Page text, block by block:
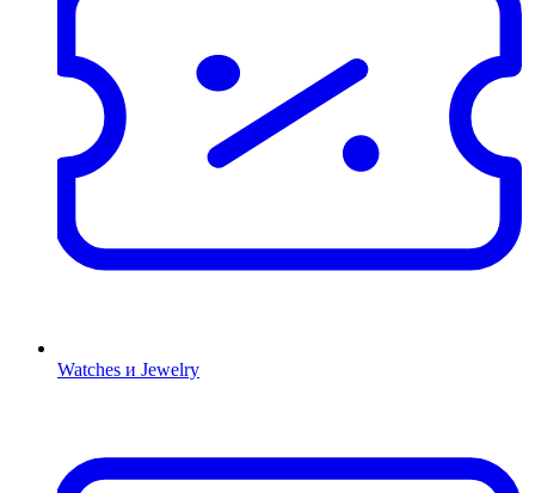
Watches и Jewelry